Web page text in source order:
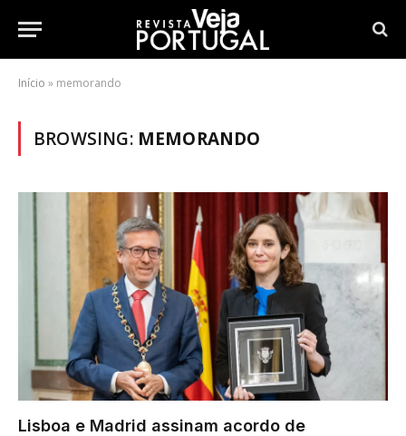
Início » memorando
BROWSING: MEMORANDO
Lisboa e Madrid assinam acordo de